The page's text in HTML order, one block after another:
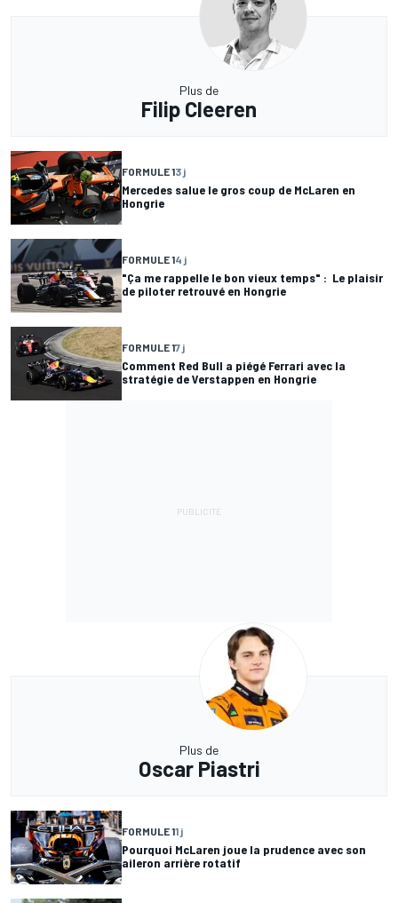
Plus de
Filip Cleeren
FORMULE 13 j
Mercedes salue le gros coup de McLaren en
Hongrie
FORMULE 14 j
"Ça me rappelle le bon vieux temps" : Le plaisir
de piloter retrouvé en Hongrie
FORMULE 17 j
Comment Red Bull a piégé Ferrari avec la
stratégie de Verstappen en Hongrie
Plus de
Oscar Piastri
FORMULE 11 j
Pourquoi McLaren joue la prudence avec son
aileron arrière rotatif